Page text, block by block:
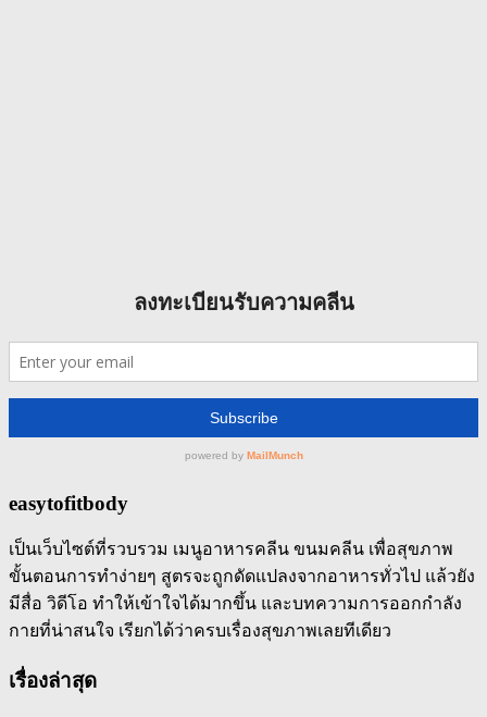
easytofitbody
เป็นเว็บไซต์ที่รวบรวม เมนูอาหารคลีน ขนมคลีน เพื่อสุขภาพ
ขั้นตอนการทำง่ายๆ สูตรจะถูกดัดแปลงจากอาหารทั่วไป แล้วยัง
มีสื่อ วิดีโอ ทำให้เข้าใจได้มากขึ้น และบทความการออกกำลัง
กายที่น่าสนใจ เรียกได้ว่าครบเรื่องสุขภาพเลยทีเดียว
เรื่องล่าสุด